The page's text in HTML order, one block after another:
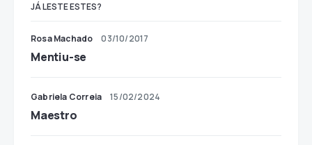
JÁ LESTE ESTES?
Rosa Machado 03/10/2017
Mentiu-se
Gabriela Correia 15/02/2024
Maestro